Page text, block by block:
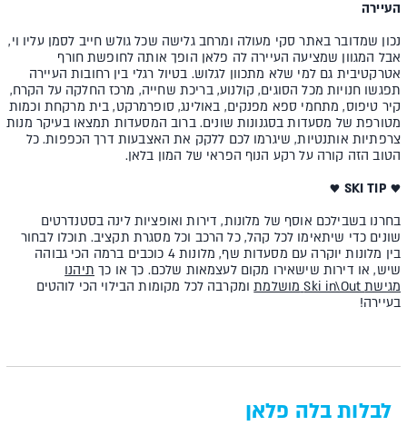
העיירה
נכון שמדובר באתר סקי מעולה ומרחב גלישה שכל גולש חייב לסמן עליו וי,
אבל המגוון שמציעה העיירה לה פלאן הופך אותה לחופשת חורף
אטרקטיבית גם למי שלא מתכוון לגלוש. בטיול רגלי בין רחובות העיירה
תפגשו חנויות מכל הסוגים, קולנוע, בריכת שחייה, מרכז החלקה על הקרח,
קיר טיפוס, מתחמי ספא מפנקים, באולינג, סופרמרקט, בית מרקחת וכמות
מטורפת של מסעדות בסגנונות שונים. ברוב המסעדות תמצאו בעיקר מנות
צרפתיות אותנטיות, שיגרמו לכם ללקק את האצבעות דרך הכפפות. כל
הטוב הזה קורה על רקע הנוף הפראי של המון בלאן.
♥
SKI TIP
♥
בחרנו בשבילכם אוסף של מלונות, דירות ואופציות לינה בסטנדרטים
שונים כדי שיתאימו לכל קהל, כל הרכב וכל מסגרת תקציב. תוכלו לבחור
בין מלונות יוקרה עם מסעדות שף, מלונות 4 כוכבים ברמה הכי גבוהה
שיש, או דירות שישאירו מקום לעצמאות שלכם. כך או כך תיהנו
מגישתSki in\Out מושלמתומקרבה לכל מקומות הבילוי הכי לוהטים
בעיירה!
לבלות בלה פלאן